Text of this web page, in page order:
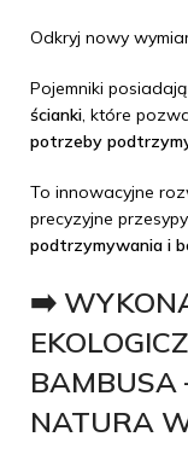
Odkryj nowy
Pojemniki posiadają
ścianki, które
potrzeby
To innowacyjne
precyzyjne
podtrzymywania i
➡️
BAMBUSA
NATURA